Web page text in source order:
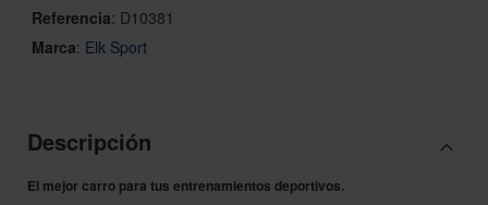
Referencia: D10381
Marca: Elk Sport
Descripción
El mejor carro para tus entrenamientos deportivos.